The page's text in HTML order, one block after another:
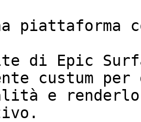
piattaforma
di Epic
custum
e